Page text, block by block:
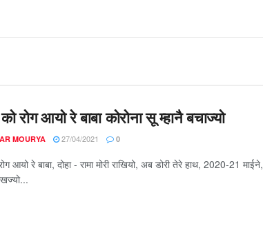
रोग आयो रे बाबा कोरोना सू म्हानै बचाज्यो
MOURYA 27/04/2021 0
आयो रे बाबा, दोहा - रामा मोरी राखियो, अब डोरी तेरे हाथ, 2020-21 माईने,